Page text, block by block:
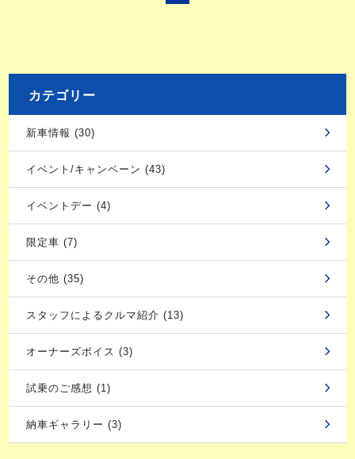
カテゴリー
新車情報 (30)
イベント/キャンペーン (43)
イベントデー (4)
限定車 (7)
その他 (35)
スタッフによるクルマ紹介 (13)
オーナーズボイス (3)
試乗のご感想 (1)
納車ギャラリー (3)